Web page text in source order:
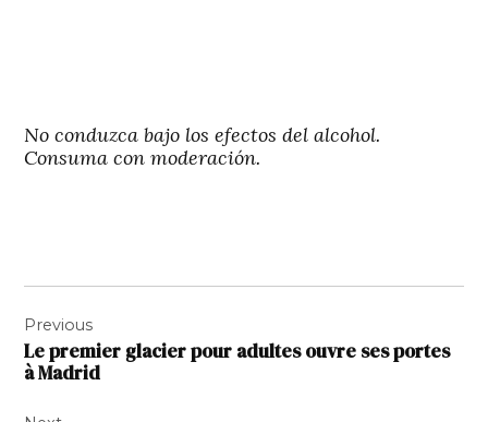
No conduzca bajo los efectos del alcohol.
Consuma con moderación.
de
l’article
Previous
Le premier glacier pour adultes ouvre ses portes
à Madrid